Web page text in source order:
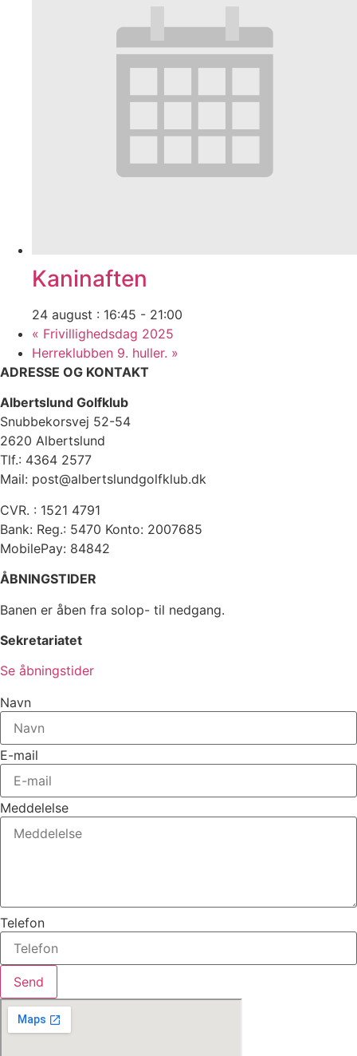
Kaninaften
24 august : 16:45 - 21:00
« Frivillighedsdag 2025
Herreklubben 9. huller. »
ADRESSE OG KONTAKT
Albertslund Golfklub
Snubbekorsvej 52-54
2620 Albertslund
Tlf.: 4364 2577
Mail: post@albertslundgolfklub.dk
CVR. : 1521 4791
Bank: Reg.: 5470 Konto: 2007685
MobilePay: 84842
ÅBNINGSTIDER
Banen er åben fra solop- til nedgang.
Sekretariatet
Se åbningstider
Navn
E-mail
Meddelelse
Telefon
Send